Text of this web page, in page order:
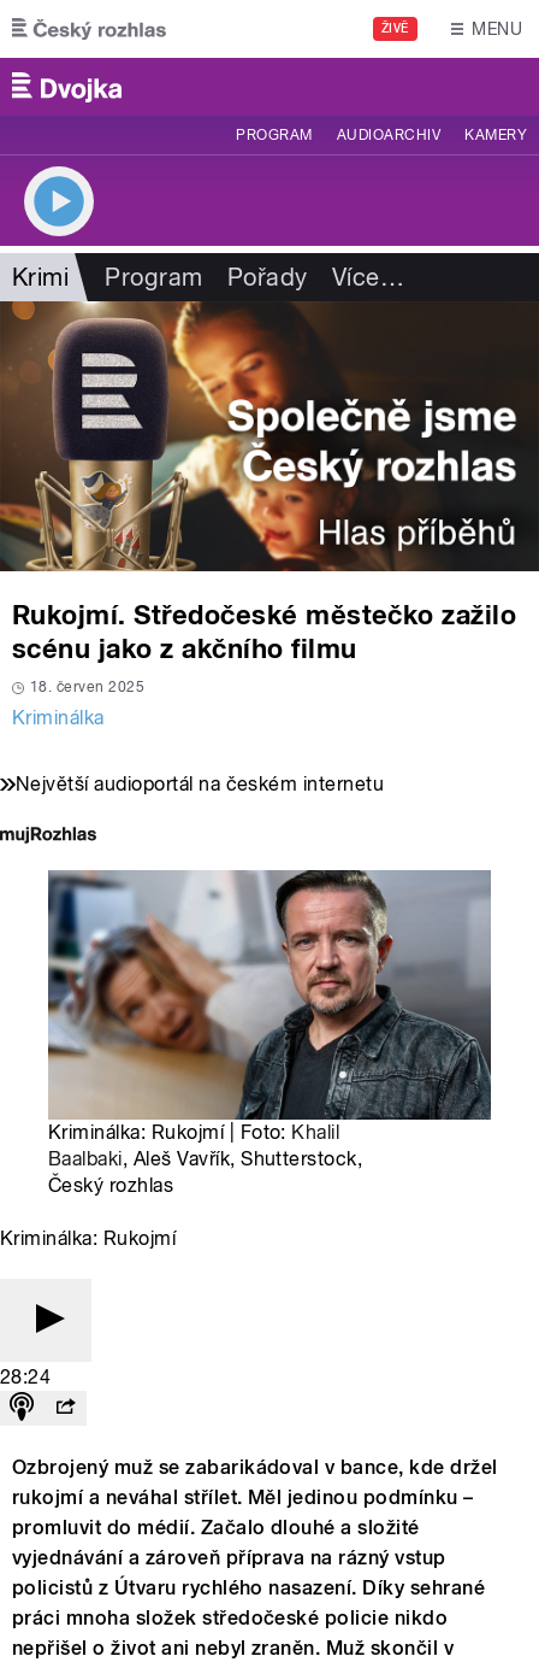
Přejít k hlavnímu obsahu
ŽIVĚ MENU
PROGRAM AUDIOARCHIV KAMERY
Krimi Program Pořady Více…
Rukojmí. Středočeské městečko zažilo
scénu jako z akčního filmu
18. červen 2025
Kriminálka
Největší audioportál na českém internetu
Kriminálka: Rukojmí | Foto: Khalil
Baalbaki, Aleš Vavřík, Shutterstock,
Český rozhlas
Kriminálka: Rukojmí
28:24
Ozbrojený muž se zabarikádoval v bance, kde držel
rukojmí a neváhal střílet. Měl jedinou podmínku –
promluvit do médií. Začalo dlouhé a složité
vyjednávání a zároveň příprava na rázný vstup
policistů z Útvaru rychlého nasazení. Díky sehrané
práci mnoha složek středočeské policie nikdo
nepřišel o život ani nebyl zraněn. Muž skončil v